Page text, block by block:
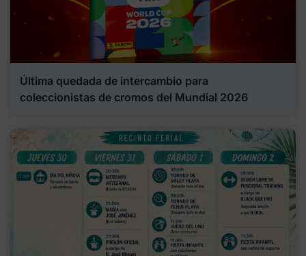
Última quedada de intercambio para
coleccionistas de cromos del Mundial 2026